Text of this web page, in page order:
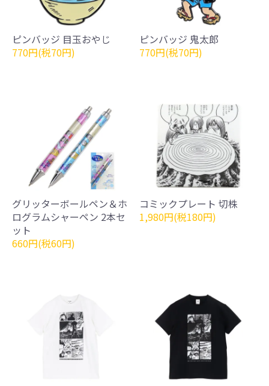
ピンバッジ 目玉おやじ
770円(税70円)
ピンバッジ 鬼太郎
770円(税70円)
グリッターボールペン＆ホ
ログラムシャーペン 2本セ
ット
660円(税60円)
コミックプレート 切株
1,980円(税180円)